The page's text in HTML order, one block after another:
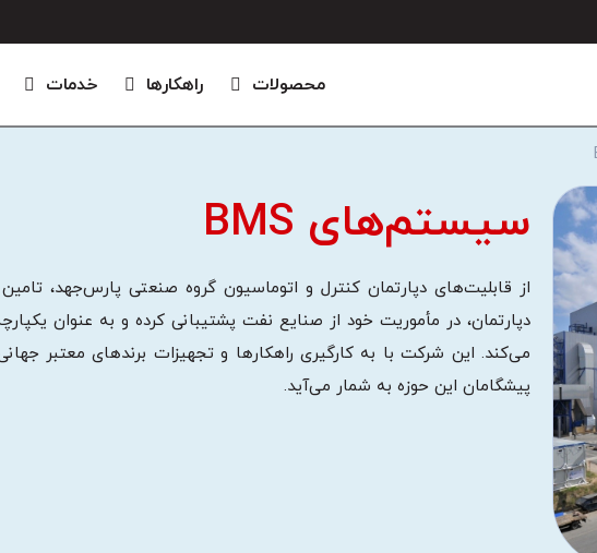
محصولات راهکارها خدمات
سیستم‌های BMS
می‌کند. این شرکت با به کارگیری راهکارها و تجهیزات برندهای معتبر
پیشگامان این حوزه به شمار می‌آید.